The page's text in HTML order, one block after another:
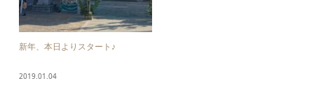
新年、本日よりスタート♪
2019.01.04